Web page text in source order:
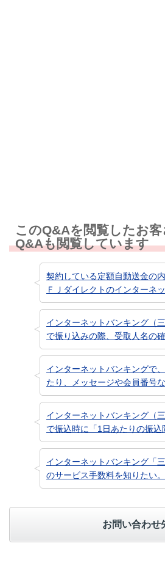
このQ&Aを閲覧したお
Q&Aも閲覧しています
契約している定額自動送金の
ＦＪダイレクトのインターネ
インターネットバンキング（
で振り込みの際、受取人名の確
インターネットバンキングで
たり、メッセージや会員番号な
インターネットバンキング（
で振込時に「1日あたりの振込
インターネットバンキング「
のサービス手数料を知りたい。
お問い合わせ